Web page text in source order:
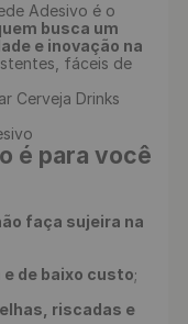
Adesivo é o
busca um
e inovação na
fáceis de
é para você
faça sujeira na
de baixo custo;
riscadas e